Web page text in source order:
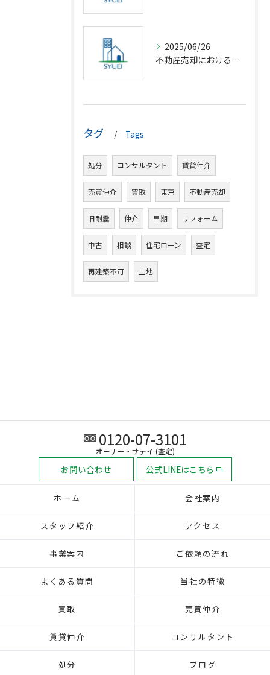
2025/06/26
不動産売却における仲介の基礎知識
タグ Tags
処分 コンサルタント 賃貸仲介
売買仲介 買取 東京 不動産売却
旧耐震 仲介 早期 リフォーム
中古 相談 住宅ローン 査定
再建築不可 土地
0120-07-3101
オーナー・サテイ (査定)
お問い合わせ 公式LINEはこちら
ホーム 会社案内
スタッフ紹介 アクセス
事業案内 ご依頼の流れ
よくある質問 当社の特徴
買取 売買仲介
賃貸仲介 コンサルタント
処分 ブログ